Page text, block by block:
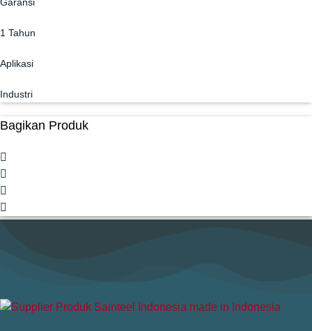
1 Tahun
Aplikasi
Industri
Bagikan Produk